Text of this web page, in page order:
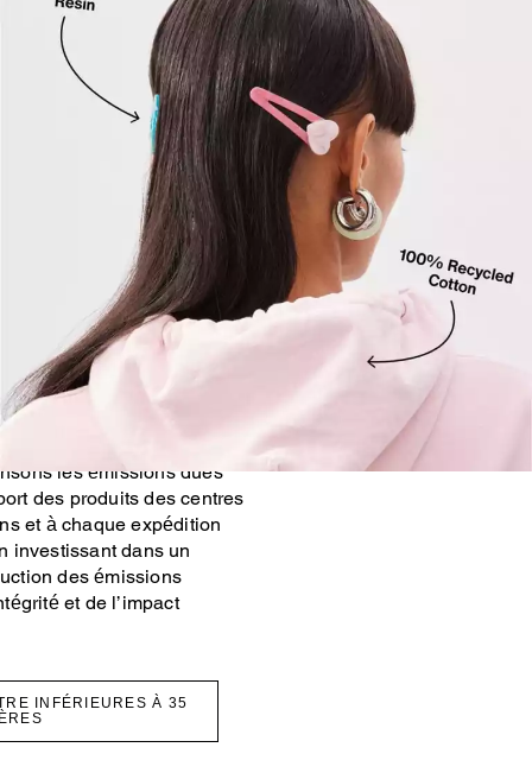
à l’expédition des
par deux
partenariat avec
les émissions des
depuis nos
d’expédition en
plus propres (pour
les émissions dues
des produits des centres
et à chaque expédition
investissant dans un
des émissions
et de l’impact
INFÉRIEURES À 35